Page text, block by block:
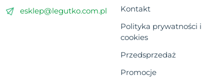
esklep@legutko.com.pl
Kontakt
Polityka prywatności i
cookies
Przedsprzedaż
Promocje